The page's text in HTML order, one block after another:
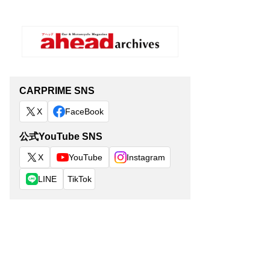
CARPRIME SNS
X FaceBook
公式YouTube SNS
X YouTube Instagram
LINE TikTok